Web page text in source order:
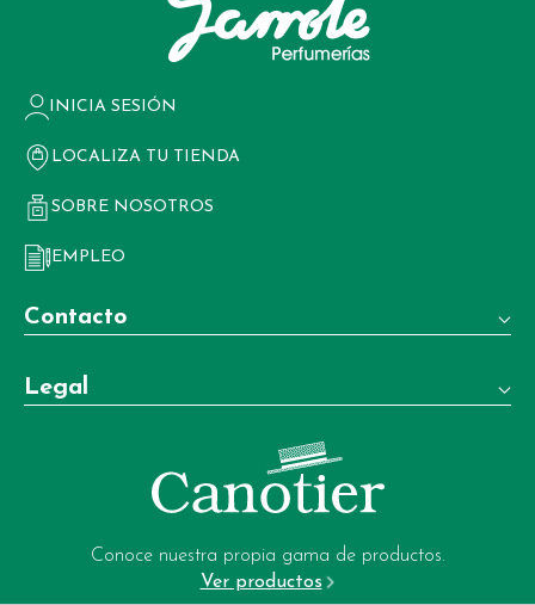
INICIA SESIÓN
LOCALIZA TU TIENDA
SOBRE NOSOTROS
EMPLEO
Contacto
Teléfono:
+34 981 22 97 83
+34 604 02 37 06
garrote-web@perfumeriagarrote.es
Legal
Términos y condiciones de venta
Política de privacidad
Conoce nuestra propia gama de productos.
Ver productos